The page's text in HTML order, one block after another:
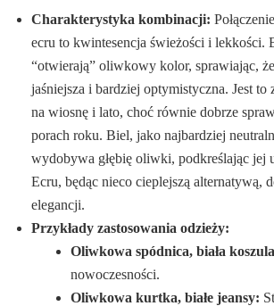
Charakterystyka kombinacji:
ecru to kwintesencja świeżości i lekkości.
“otwierają” oliwkowy kolor, sprawiając,
jaśniejsza i bardziej optymistyczna. Jest to
na wiosnę i lato, choć równie dobrze
porach roku. Biel, jako najbardziej
wydobywa głębię oliwki, podkreślając jej
Ecru, będąc nieco cieplejszą alternatywą,
elegancji.
Przykłady zastosowania odzieży:
Oliwkowa spódnica, biała
nowoczesności.
Oliwkowa kurtka, białe jeansy: